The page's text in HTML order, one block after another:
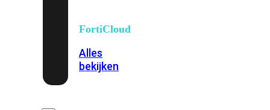
FortiCloud
Alles
bekijken